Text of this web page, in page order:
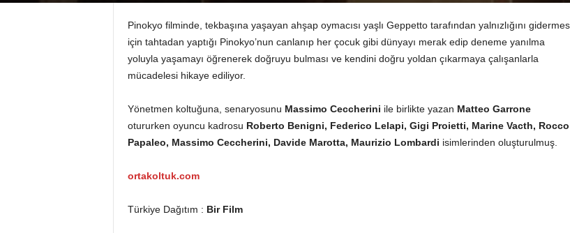
Pinokyo filminde, tekbaşına yaşayan ahşap oymacısı yaşlı Geppetto tarafından yalnızlığını
için tahtadan yaptığı Pinokyo’nun canlanıp her çocuk gibi dünyayı merak edip deneme yanılma
yoluyla yaşamayı öğrenerek doğruyu bulması ve kendini doğru yoldan çıkarmaya çalışanlarla
mücadelesi hikaye ediliyor.
Yönetmen koltuğuna, senaryosunu Massimo Ceccherini ile birlikte yazan Matteo Garrone
otururken oyuncu kadrosu Roberto Benigni, Federico Lelapi, Gigi Proietti, Marine Vacth, Rocco
Papaleo, Massimo Ceccherini, Davide Marotta, Maurizio Lombardi isimlerinden oluşturulmuş.
ortakoltuk.com
Türkiye Dağıtım : Bir Film